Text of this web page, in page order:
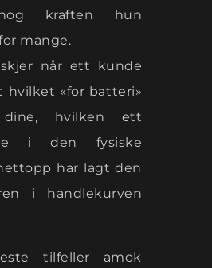
kraften hun
mange.
når ett kunde
hvilket «for batteri»
hvilken ett
i den fysiske
har lagt den
i handlekurven
tilfeller amok